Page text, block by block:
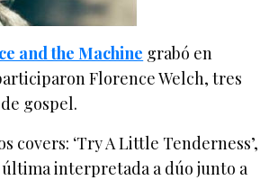
and the Machine grabó en
Florence Welch, tres
gospel.
covers: ‘Try A Little Tenderness’,
última interpretada a dúo junto a